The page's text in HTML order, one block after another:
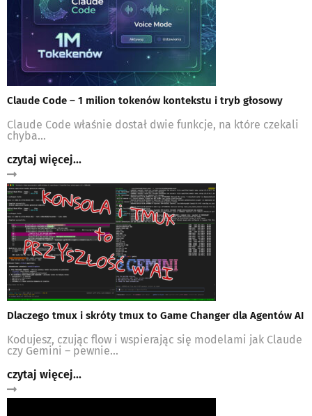
Claude Code – 1 milion tokenów kontekstu i tryb głosowy
Claude Code właśnie dostał dwie funkcje, na które czekali
chyba...
czytaj więcej...
Dlaczego tmux i skróty tmux to Game Changer dla Agentów AI
Kodujesz, czując flow i wspierając się modelami jak Claude
czy Gemini – pewnie...
czytaj więcej...